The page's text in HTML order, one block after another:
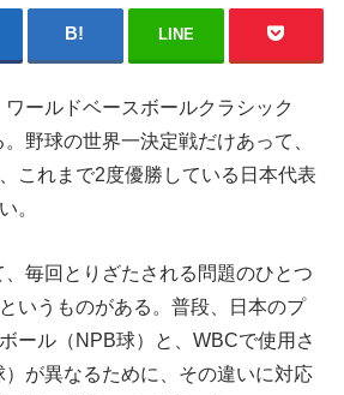
LINE
ールドベースボールクラシック
。野球の世界一決定戦だけあって、
これまで2度優勝している日本代表
。
毎回とりざたされる問題のひとつ
というものがある。普段、日本のプ
ール（NPB球）と、WBCで使用さ
が異なるために、その違いに対応